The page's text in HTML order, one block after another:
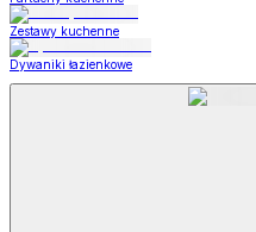
Zestawy kuchenne
Dywaniki łazienkowe